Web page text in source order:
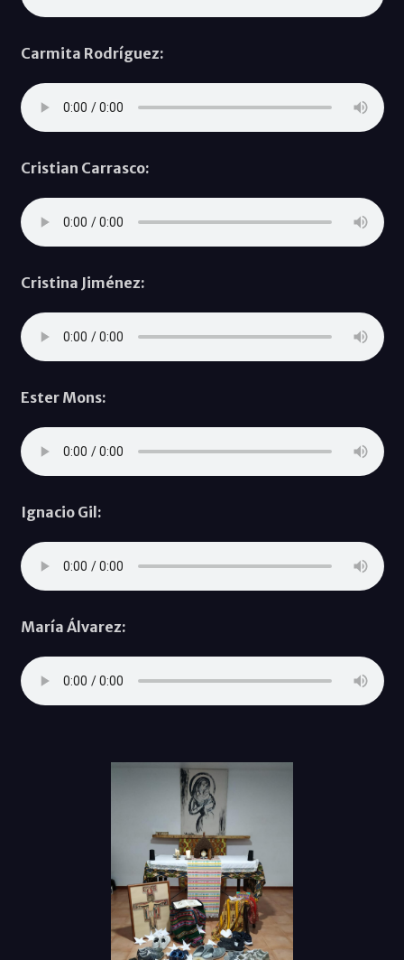
Carmita Rodríguez:
Cristian Carrasco:
Cristina Jiménez:
Ester Mons:
Ignacio Gil:
María Álvarez: